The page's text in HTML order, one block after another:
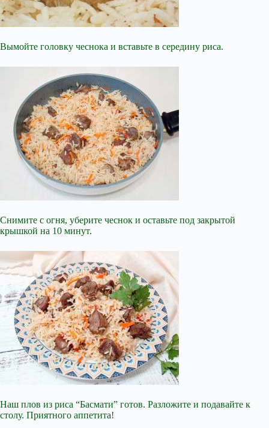
Вымойте головку чеснока и вставьте в середину риса.
Снимите с огня, уберите чеснок и оставьте под закрытой
крышкой на 10 минут.
Наш плов из риса “Басмати” готов. Разложите и подавайте к
столу. Приятного аппетита!